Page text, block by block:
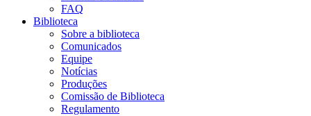
FAQ
Biblioteca
Sobre a biblioteca
Comunicados
Equipe
Notícias
Produções
Comissão de Biblioteca
Regulamento